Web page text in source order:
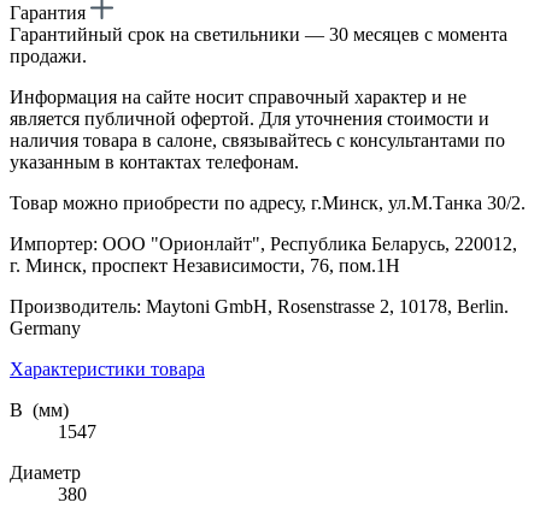
Гарантия
Гарантийный срок на светильники — 30 месяцев с момента
продажи.
Информация на сайте носит справочный характер и не
является публичной офертой. Для уточнения стоимости и
наличия товара в салоне, связывайтесь с консультантами по
указанным в контактах телефонам.
Товар можно приобрести по адресу, г.Минск, ул.М.Танка 30/2.
Импортер: ООО "Орионлайт", Республика Беларусь, 220012,
г. Минск, проспект Независимости, 76, пом.1Н
Производитель: Maytoni GmbH, Rosenstrasse 2, 10178, Berlin.
Germany
Характеристики товара
В (мм)
1547
Диаметр
380